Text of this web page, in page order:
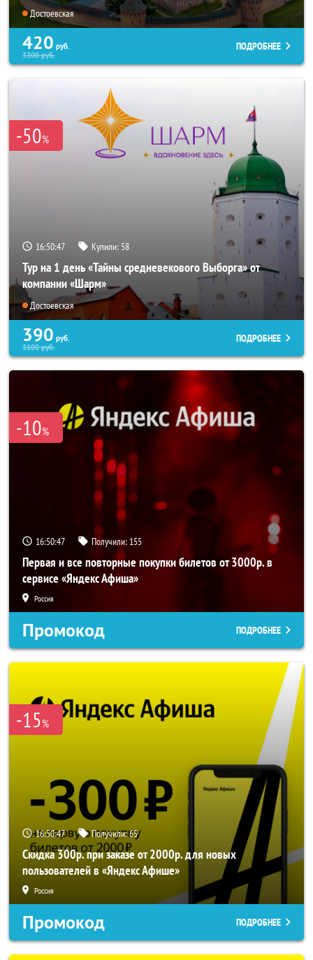
Достоевская
420 руб.
3300руб.
ПОДРОБНЕЕ
-50%
16:50:44 Купили: 58
Тур на 1 день «Тайны средневекового Выборга» от
компании «Шарм»
Достоевская
390 руб.
3100руб.
ПОДРОБНЕЕ
-10%
16:50:44 Получили: 155
Первая и все повторные покупки билетов от 3000р. в
сервисе «Яндекс Афиша»
Россия
Промокод ПОДРОБНЕЕ
-15%
16:50:44 Получили:65
Скидка 300р. при заказе от 2000р. для новых
пользователей в «Яндекс Афише»
Россия
Промокод ПОДРОБНЕЕ